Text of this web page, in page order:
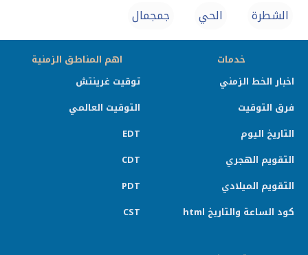
الشطرة الحي جمجمال
خدمات
اخبار الخط الزمني
فرق التوقيت
التاريخ اليوم
التقويم الهجري
التقويم الميلادي
كود الساعة والتاريخ html
اهم المناطق الزمنية
توقيت غرينتش
التوقيت العالمي
EDT
CDT
PDT
CST